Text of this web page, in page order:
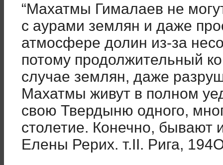
“Махатмы Гималаев не
с аурами землян и даже
атмосфере долин из-за
потому продолжительный
случае землян, даже
Махатмы живут в полном
свою Твердыню одного,
столетие. Конечно, бывают
Елены Рерих. т.II. Рига,